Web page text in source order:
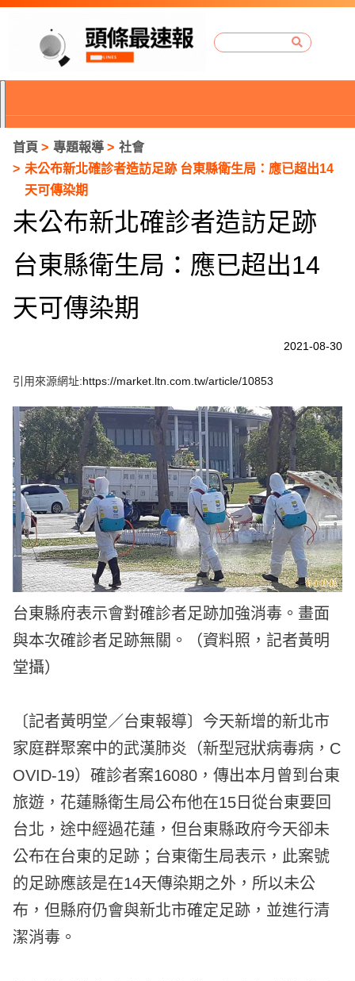
首頁 專題報導
社會
未公布新北確診者造訪足跡 台東縣衛生局：應已超出14
天可傳染期
未公布新北確診者造訪足跡
台東縣衛生局：應已超出14
天可傳染期
2021-08-30
引用來源網址:https://market.ltn.com.tw/article/10853
台東縣府表示會對確診者足跡加強消毒。畫面
與本次確診者足跡無關。（資料照，記者黃明
堂攝）
〔記者黃明堂／台東報導〕今天新增的新北市
家庭群聚案中的武漢肺炎（新型冠狀病毒病，C
OVID-19）確診者案16080，傳出本月曾到台東
旅遊，花蓮縣衛生局公布他在15日從台東要回
台北，途中經過花蓮，但台東縣政府今天卻未
公布在台東的足跡；台東衛生局表示，此案號
的足跡應該是在14天傳染期之外，所以未公
布，但縣府仍會與新北市確定足跡，並進行清
潔消毒。